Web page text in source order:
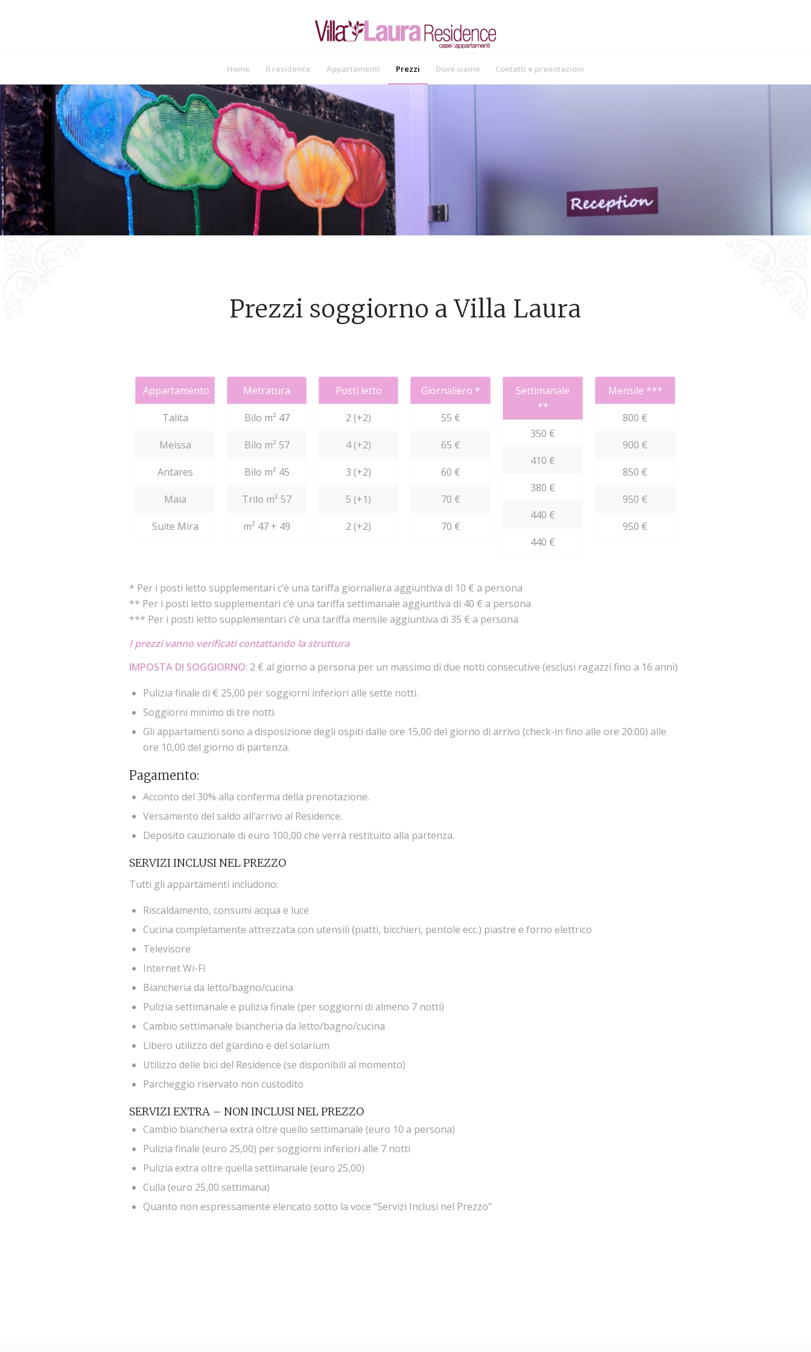
Home Il residence Appartamenti Prezzi Dove siamo Contatti e prenotazioni
Prezzi soggiorno a Villa Laura
Appartamento
Talita
Meissa
Antares
Maia
Suite Mira
Metratura
Bilo m² 47
Bilo m² 57
Bilo m² 45
Trilo m² 57
m² 47 + 49
Posti letto
2 (+2)
4 (+2)
3 (+2)
5 (+1)
2 (+2)
Giornaliero *
55 €
65 €
60 €
70 €
70 €
Settimanale
**
350 €
410 €
380 €
440 €
440 €
Mensile ***
800 €
900 €
850 €
950 €
950 €
* Per i posti letto supplementari c’è una tariffa giornaliera aggiuntiva di 10 € a persona
** Per i posti letto supplementari c’è una tariffa settimanale aggiuntiva di 40 € a persona
*** Per i posti letto supplementari c’è una tariffa mensile aggiuntiva di 35 € a persona
I prezzi vanno verificati contattando la struttura
IMPOSTA DI SOGGIORNO: 2 € al giorno a persona per un massimo di due notti consecutive (esclusi ragazzi fino a 16 anni)
Pulizia finale di € 25,00 per soggiorni inferiori alle sette notti.
Soggiorni minimo di tre notti.
Gli appartamenti sono a disposizione degli ospiti dalle ore 15,00 del giorno di arrivo (check-in fino alle ore 20:00) alle
ore 10,00 del giorno di partenza.
Pagamento:
Acconto del 30% alla conferma della prenotazione.
Versamento del saldo all’arrivo al Residence.
Deposito cauzionale di euro 100,00 che verrà restituito alla partenza.
SERVIZI INCLUSI NEL PREZZO
Tutti gli appartamenti includono:
Riscaldamento, consumi acqua e luce
Cucina completamente attrezzata con utensili (piatti, bicchieri, pentole ecc.) piastre e forno elettrico
Televisore
Internet Wi-Fi
Biancheria da letto/bagno/cucina
Pulizia settimanale e pulizia finale (per soggiorni di almeno 7 notti)
Cambio settimanale biancheria da letto/bagno/cucina
Libero utilizzo del giardino e del solarium
Utilizzo delle bici del Residence (se disponibili al momento)
Parcheggio riservato non custodito
SERVIZI EXTRA – NON INCLUSI NEL PREZZO
Cambio biancheria extra oltre quello settimanale (euro 10 a persona)
Pulizia finale (euro 25,00) per soggiorni inferiori alle 7 notti
Pulizia extra oltre quella settimanale (euro 25,00)
Culla (euro 25,00 settimana)
Quanto non espressamente elencato sotto la voce “Servizi Inclusi nel Prezzo”